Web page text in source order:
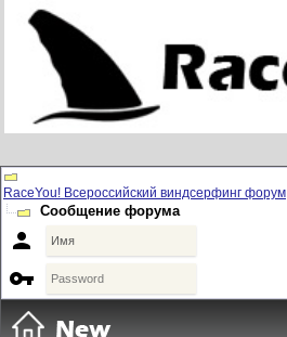
RaceYou! Всероссийский виндсерфинг форум
Сообщение форума

